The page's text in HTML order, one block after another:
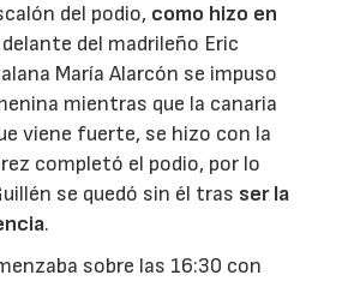
del podio, como hizo en
delante del madrileño Eric
María Alarcón se impuso
mientras que la canaria
viene fuerte, se hizo con la
completó el podio, por lo
se quedó sin él tras ser la
.
sobre las 16:30 con